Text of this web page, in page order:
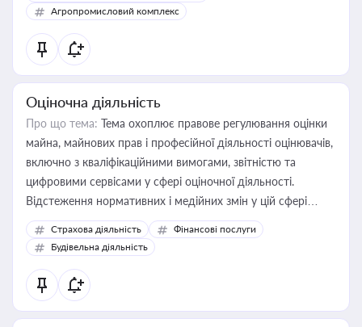
Агропромисловий комплекс
Оціночна діяльність
Про що тема: Тема охоплює правове регулювання оцінки
майна, майнових прав і професійної діяльності оцінювачів,
включно з кваліфікаційними вимогами, звітністю та
цифровими сервісами у сфері оціночної діяльності.
Відстеження нормативних і медійних змін у цій сфері
корисне для власника бізнесу, керівника, юриста або
бухгалтера під час оподаткування, приватизації, оренди
державного майна, корпоративних угод і перевірки
статусу суб'єктів оціночної діяльності
Страхова діяльність
Фінансові послуги
Будівельна діяльність